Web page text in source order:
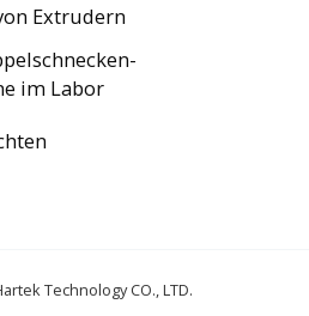
Extrudern
im Labor
Technology CO., LTD.